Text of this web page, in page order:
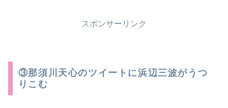
スポンサーリンク
③那須川天心のツイートに浜辺三波がうつ
りこむ